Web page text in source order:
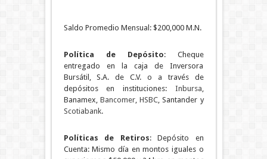
Saldo Promedio Mensual: $200,000 M.N.
Política de Depósito: Cheque
entregado en la caja de Inversora
Bursátil, S.A. de C.V. o a través de
depósitos en instituciones: Inbursa,
Banamex, Bancomer, HSBC, Santander y
Scotiabank.
Políticas de Retiros: Depósito en
Cuenta: Mismo día en montos iguales o